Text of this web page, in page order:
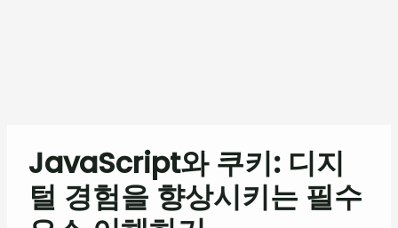
JavaScript와 쿠키: 디지
털 경험을 향상시키는 필수